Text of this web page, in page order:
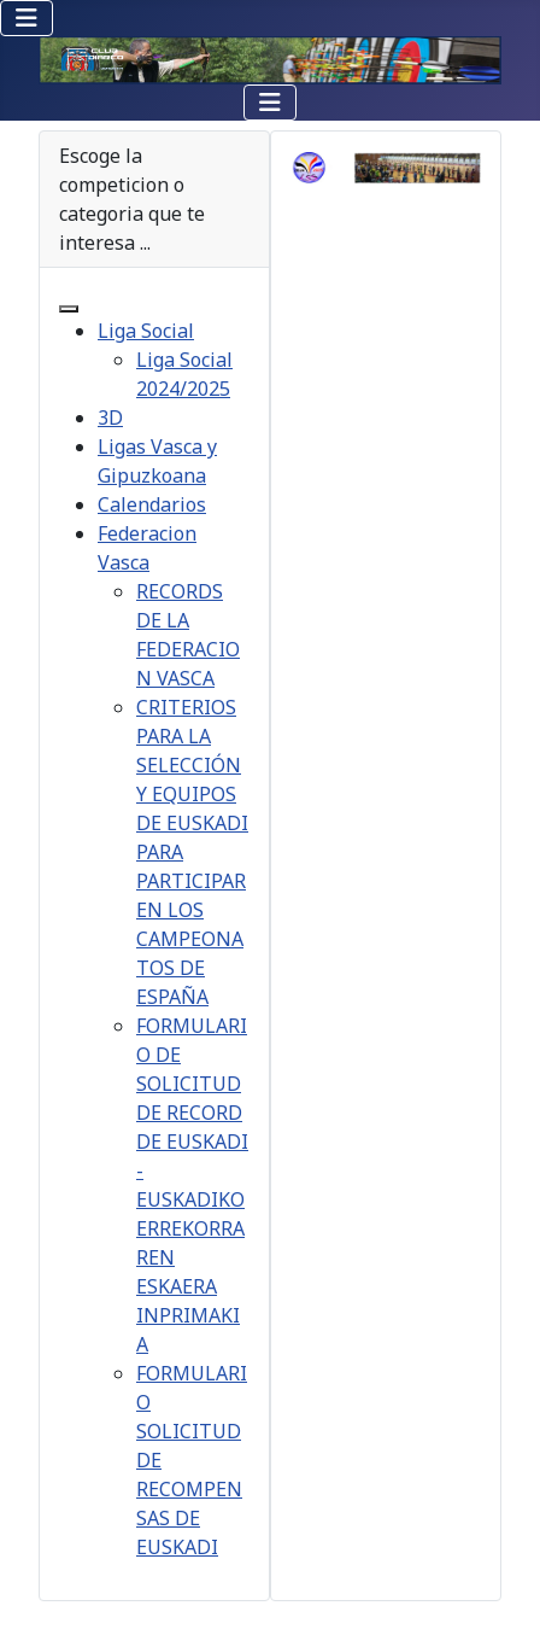
Escoge la
competicion o
categoria que te
interesa ...
Liga Social
Liga Social
2024/2025
3D
Ligas Vasca y
Gipuzkoana
Calendarios
Federacion
Vasca
RECORDS
DE LA
FEDERACIO
N VASCA
CRITERIOS
PARA LA
SELECCIÓN
Y EQUIPOS
DE EUSKADI
PARA
PARTICIPAR
EN LOS
CAMPEONA
TOS DE
ESPAÑA
FORMULARI
O DE
SOLICITUD
DE RECORD
DE EUSKADI
-
EUSKADIKO
ERREKORRA
REN
ESKAERA
INPRIMAKI
A
FORMULARI
O
SOLICITUD
DE
RECOMPEN
SAS DE
EUSKADI